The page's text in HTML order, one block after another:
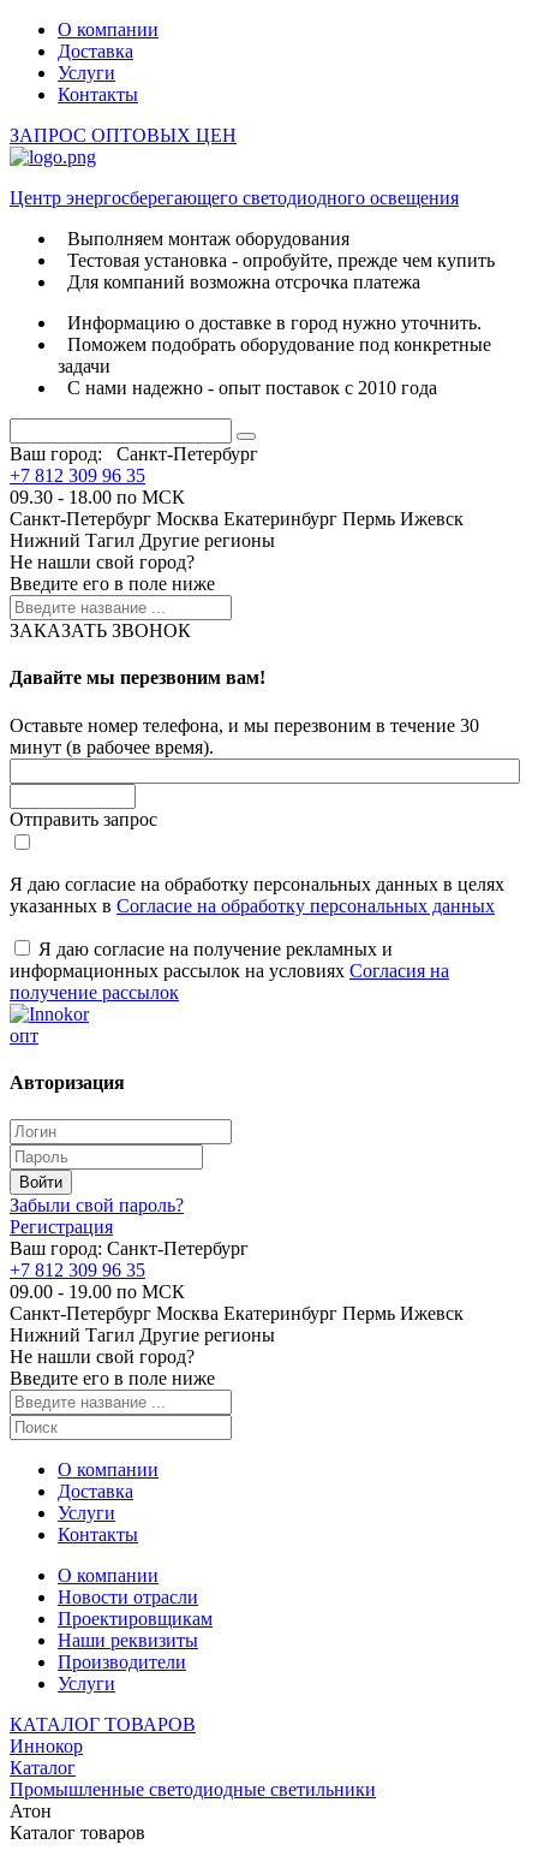
О компании
Доставка
Услуги
Контакты
ЗАПРОС ОПТОВЫХ ЦЕН
Центр энергосберегающего светодиодного освещения
Выполняем монтаж оборудования
Тестовая установка - опробуйте, прежде чем купить
Для компаний возможна отсрочка платежа
Информацию о доставке в город нужно уточнить.
Поможем подобрать оборудование под конкретные
задачи
С нами надежно - опыт поставок с 2010 года
Ваш город:
Санкт-Петербург
+7 812 309 96 35
09.30 - 18.00 по МСК
Санкт-Петербург Москва Екатеринбург Пермь Ижевск
Нижний Тагил Другие регионы
Не нашли свой город?
Введите его в поле ниже
ЗАКАЗАТЬ ЗВОНОК
Давайте мы перезвоним вам!
Оставьте номер телефона, и мы перезвоним в течение 30
минут (в рабочее время).
Отправить запрос
Я даю согласие на обработку персональных данных в целях
указанных в Согласие на обработку персональных данных
Я даю согласие на получение рекламных и
информационных рассылок на условиях Согласия на
получение рассылок
опт
Авторизация
Забыли свой пароль?
Регистрация
Ваш город: Санкт-Петербург
+7 812 309 96 35
09.00 - 19.00 по МСК
Санкт-Петербург Москва Екатеринбург Пермь Ижевск
Нижний Тагил Другие регионы
Не нашли свой город?
Введите его в поле ниже
О компании
Доставка
Услуги
Контакты
О компании
Новости отрасли
Проектировщикам
Наши реквизиты
Производители
Услуги
КАТАЛОГ ТОВАРОВ
Иннокор
Каталог
Промышленные светодиодные светильники
Атон
Каталог товаров